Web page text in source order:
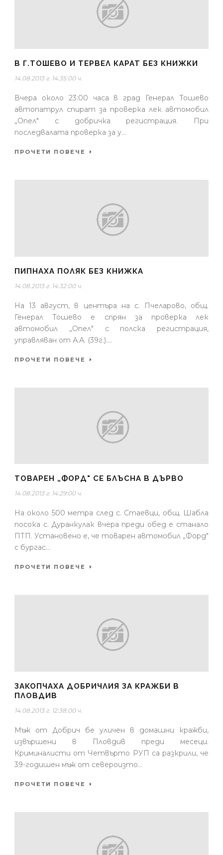
В Г.ТОШЕВО И ТЕРВЕЛ КАРАТ БЕЗ КНИЖКИ
14.08.2013 г. 14:35:00 ч.
Вчера около 23:00 часа в град Генерал Тошево
автопатрул спират за проверка лек автомобил
„Опел" с добричка регистрация. При
последвалата проверка за у...
ПРОЧЕТИ ПОВЕЧЕ
ПИПНАХА ПОЛЯК БЕЗ КНИЖКА
14.08.2013 г. 14:32:00 ч.
На 13 август, в центъра на с. Пчеларово, общ.
Генерал Тошево е спрян за проверка лек
автомобил „Опел" с полска регистрация,
управляван от А.А. (39г.)....
ПРОЧЕТИ ПОВЕЧЕ
ТОВАРЕН „ФОРД" СЕ БЛЪСНА В ДЪРВО
14.08.2013 г. 14:29:00 ч.
На около 500 метра след с. Стаевци, общ. Шабла
посока с. Дуранкулак вчера преди обед е станало
ПТП. Установено е, че товарен автомобил „Форд"
с бургас...
ПРОЧЕТИ ПОВЕЧЕ
ЗАКОПЧАХА ДОБРИЧЛИЯ ЗА КРАЖБИ В
ПЛОВДИВ
14.08.2013 г. 12:38:00 ч.
Мъж от Добрич бе уличен в домашни кражби,
извършени в Пловдив преди месеци.
Криминалисти от Четвърто РУП са разкрили, че
39-годишен мъж от североизто...
ПРОЧЕТИ ПОВЕЧЕ